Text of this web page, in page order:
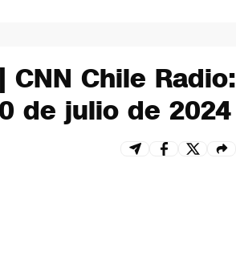
CNN Chile Radio:
de julio de 2024